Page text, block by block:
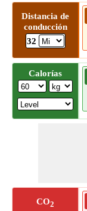
Distancia de
conducción
32
Calorías
CO2